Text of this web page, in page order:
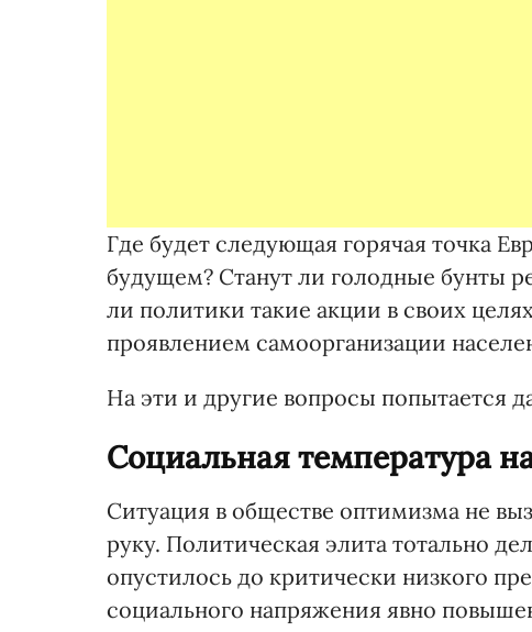
Где будет следующая горячая точка
будущем? Станут ли голодные бунты
ли политики такие акции в своих
проявлением самоорганизации
На эти и другие вопросы попытается
Социальная температура
Ситуация в обществе оптимизма не
руку. Политическая элита тотально
опустилось до критически низкого
социального напряжения явно